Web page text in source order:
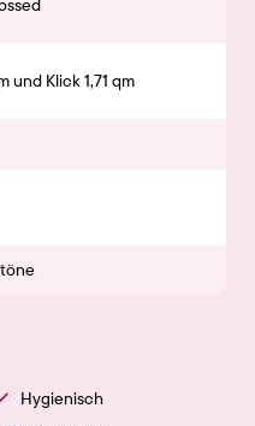
und Klick 1,71 qm
Hygienisch